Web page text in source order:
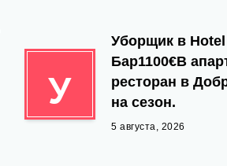
У
Уборщик в Hotel
Бар1100€В
ресторан в
на сезон.
5 августа, 2026